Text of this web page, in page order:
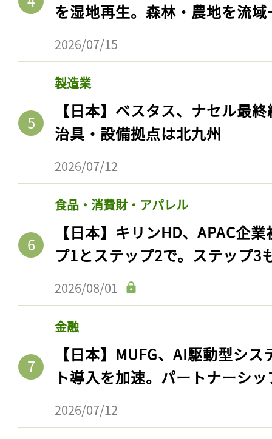
を湿地再生。森林・農地を流
2026/07/15
製造業
【日本】ベスタス、ナセル最
治具・設備拠点は北九州
2026/07/12
食品・消費財・アパレル
【日本】キリンHD、APAC企
プ1とステップ2で。ステップ3
2026/08/01
金融
【日本】MUFG、AI駆動型シ
ト導入を加速。パートナーシ
2026/07/12